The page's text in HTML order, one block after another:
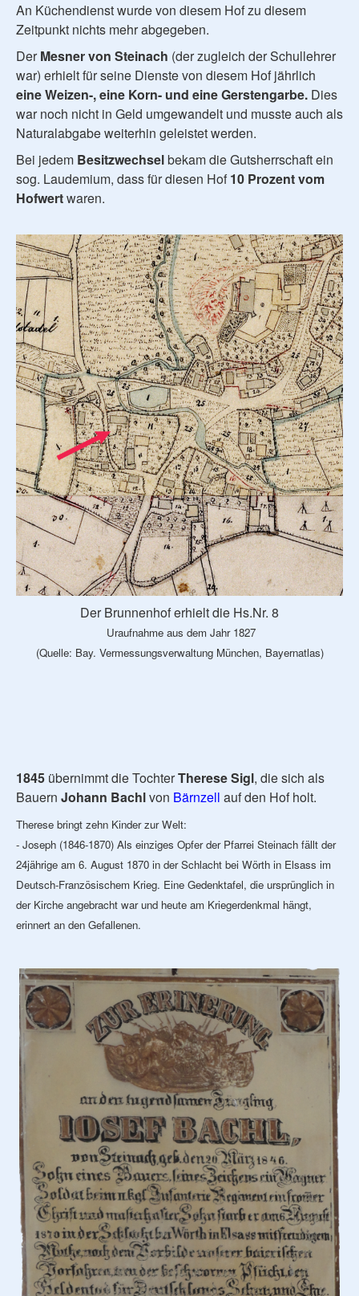
An Küchendienst wurde von diesem Hof zu diesem
Zeitpunkt nichts mehr abgegeben.
DerMesner von Steinach (der zugleich der Schullehrer
war) erhielt für seine Dienste von diesem Hof jährlich
eine Weizen-, eine Korn- und eine Gerstengarbe. Dies
war noch nicht in Geld umgewandelt und musste auch als
Naturalabgabe weiterhin geleistet werden.
Bei jedem Besitzwechselbekam die Gutsherrschaft ein
sog. Laudemium, dass für diesen Hof10 Prozent vom
Hofwertwaren.
Der Brunnenhof erhielt die Hs.Nr. 8
Uraufnahme aus dem Jahr 1827
(Quelle: Bay. Vermessungsverwaltung München, Bayernatlas)
1845 übernimmt die TochterTherese Sigl, die sich als
Bauern Johann Bachlvon Bärnzell auf den Hof holt.
Therese bringt zehn Kinder zur Welt:
- Joseph (1846-1870) Als einziges Opfer der Pfarrei Steinach fällt der
24jährige am 6. August 1870 in der Schlacht bei Wörth in Elsass im
Deutsch-Französischem Krieg. Eine Gedenktafel, die ursprünglich in
der Kirche angebracht war und heute am Kriegerdenkmal hängt,
erinnert an den Gefallenen.